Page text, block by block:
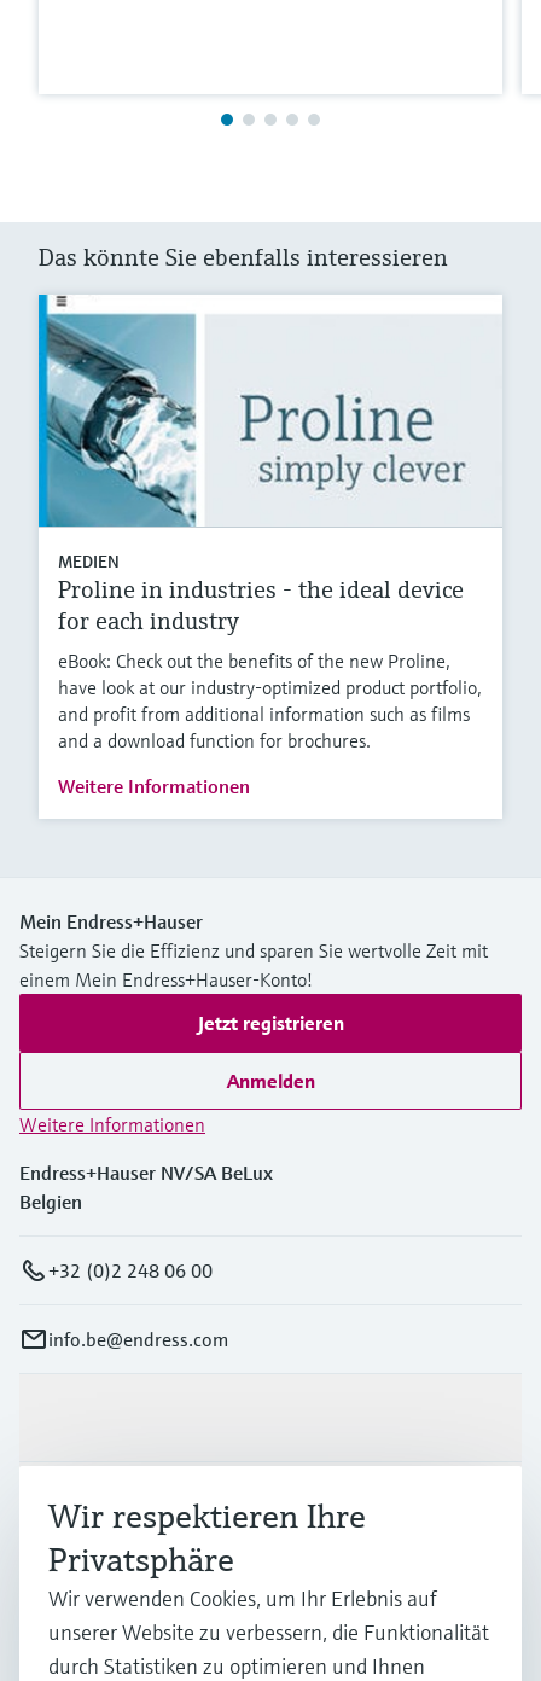
Das könnte Sie ebenfalls interessieren
MEDIEN
Proline in industries - the ideal device
for each industry
eBook: Check out the benefits of the new Proline,
have look at our industry-optimized product portfolio,
and profit from additional information such as films
and a download function for brochures.
Weitere Informationen
Mein Endress+Hauser
Steigern Sie die Effizienz und sparen Sie wertvolle Zeit mit
einem Mein Endress+Hauser-Konto!
Jetzt registrieren
Anmelden
Weitere Informationen
Endress+Hauser NV/SA BeLux
Belgien
+32 (0)2 248 06 00
info.be@endress.com
Branchen
Support
Wir respektieren Ihre
Privatsphäre
Wir verwenden Cookies, um Ihr Erlebnis auf
unserer Website zu verbessern, die Funktionalität
durch Statistiken zu optimieren und Ihnen